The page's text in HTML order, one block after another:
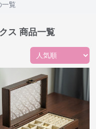
一覧
ス 商品一覧